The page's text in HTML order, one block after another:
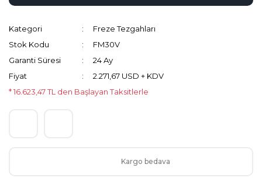
Kategori
Freze Tezgahları
Stok Kodu
FM30V
Garanti Süresi
24 Ay
Fiyat
2.271,67 USD + KDV
* 16.623,47 TL den Başlayan Taksitlerle
Kargo bedava